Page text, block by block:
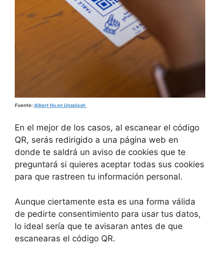
Fuente:Albert Hu en Unsplash
En el mejor de los casos, al escanear el código
QR, serás redirigido a una página web en
donde te saldrá un aviso de cookies que te
preguntará si quieres aceptar todas sus cookies
para que rastreen tu información personal.
Aunque ciertamente esta es una forma válida
de pedirte consentimiento para usar tus datos,
lo ideal sería que te avisaran antes de que
escanearas el código QR.